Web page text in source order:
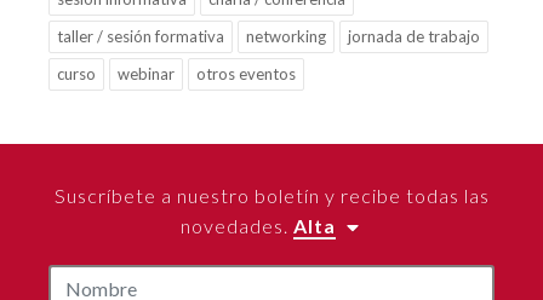
taller / sesión formativa
networking
jornada de trabajo
curso
webinar otros eventos
Suscríbete a nuestro boletín y recibe todas las
novedades. Alta